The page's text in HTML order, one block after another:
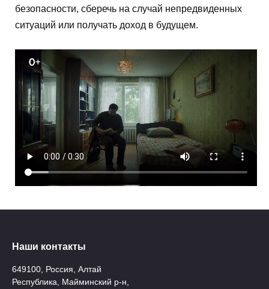
безопасности, сберечь на случай непредвиденных
ситуаций или получать доход в будущем.
Наши контакты
649100, Россия, Алтай
Республика, Майминский р-н,